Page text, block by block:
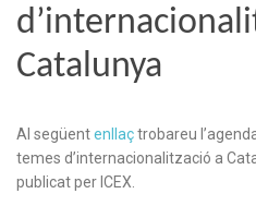
Catalunya
Al següentenllaçtrobareu
temes d’internacionalització a
publicat per ICEX.